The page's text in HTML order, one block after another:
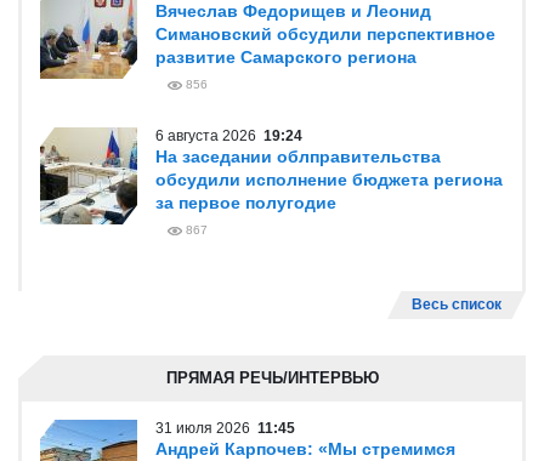
Вячеслав Федорищев и Леонид
Симановский обсудили перспективное
развитие Самарского региона
856
6 августа 2026 19:24
На заседании облправительства
обсудили исполнение бюджета региона
за первое полугодие
867
Весь список
ПРЯМАЯ РЕЧЬ/ИНТЕРВЬЮ
31 июля 2026 11:45
Андрей Карпочев: «Мы стремимся